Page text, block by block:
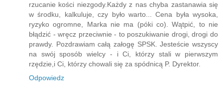
rzucanie kości niezgody.Każdy z nas chyba zastanawia się
w środku, kalkuluje, czy było warto... Cena była wysoka,
ryzyko ogromne, Marka nie ma (póki co). Wątpić, to nie
błądzić - wręcz przeciwnie - to poszukiwanie drogi, drogi do
prawdy. Pozdrawiam całą załogę SPSK. Jesteście wszyscy
na swój sposób wielcy - i Ci, którzy stali w pierwszym
rzędzie,i Ci, którzy chowali się za spódnicą P. Dyrektor.
Odpowiedz